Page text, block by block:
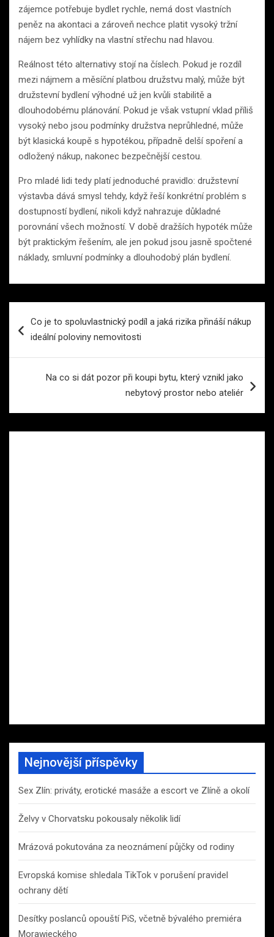
zájemce potřebuje bydlet rychle, nemá dost vlastních
peněz na akontaci a zároveň nechce platit vysoký tržní
nájem bez vyhlídky na vlastní střechu nad hlavou.
Reálnost této alternativy stojí na číslech. Pokud je rozdíl
mezi nájmem a měsíční platbou družstvu malý, může být
družstevní bydlení výhodné už jen kvůli stabilitě a
dlouhodobému plánování. Pokud je však vstupní vklad příliš
vysoký nebo jsou podmínky družstva neprůhledné, může
být klasická koupě s hypotékou, případně delší spoření a
odložený nákup, nakonec bezpečnější cestou.
Pro mladé lidi tedy platí jednoduché pravidlo: družstevní
výstavba dává smysl tehdy, když řeší konkrétní problém s
dostupností bydlení, nikoli když nahrazuje důkladné
porovnání všech možností. V době dražších hypoték může
být praktickým řešením, ale jen pokud jsou jasně spočtené
náklady, smluvní podmínky a dlouhodobý plán bydlení.
proCo je to spoluvlastnický podíl a jaká rizika přináší nákup
ideální poloviny nemovitosti
Na co si dát pozor při koupi bytu, který vznikl jako
nebytový prostor nebo ateliér
Nejnovější příspěvky
Sex Zlín: priváty, erotické masáže a escort ve Zlíně a okolí
Želvy v Chorvatsku pokousaly několik lidí
Mrázová pokutována za neoznámení půjčky od rodiny
Evropská komise shledala TikTok v porušení pravidel
ochrany dětí
Desítky poslanců opouští PiS, včetně bývalého premiéra
Morawieckého